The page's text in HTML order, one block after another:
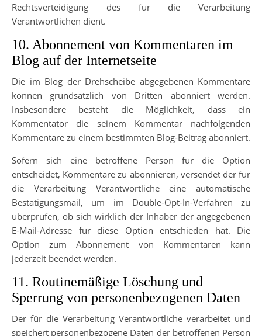
Rechtsverteidigung des für die Verarbeitung
Verantwortlichen dient.
10. Abonnement von Kommentaren im
Blog auf der Internetseite
Die im Blog der Drehscheibe abgegebenen Kommentare
können grundsätzlich von Dritten abonniert werden.
Insbesondere besteht die Möglichkeit, dass ein
Kommentator die seinem Kommentar nachfolgenden
Kommentare zu einem bestimmten Blog-Beitrag abonniert.
Sofern sich eine betroffene Person für die Option
entscheidet, Kommentare zu abonnieren, versendet der für
die Verarbeitung Verantwortliche eine automatische
Bestätigungsmail, um im Double-Opt-In-Verfahren zu
überprüfen, ob sich wirklich der Inhaber der angegebenen
E-Mail-Adresse für diese Option entschieden hat. Die
Option zum Abonnement von Kommentaren kann
jederzeit beendet werden.
11. Routinemäßige Löschung und
Sperrung von personenbezogenen Daten
Der für die Verarbeitung Verantwortliche verarbeitet und
speichert personenbezogene Daten der betroffenen Person